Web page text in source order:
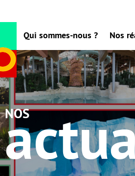
Qui sommes-nous ? Nos
nos